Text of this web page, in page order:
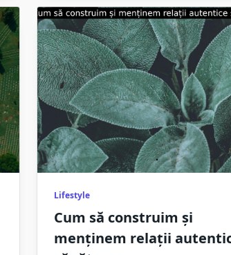
Lifestyle
Cum să construim și
menținem relații